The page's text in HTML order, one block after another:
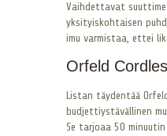
Vaihdettavat
yksityiskohtaisen
imu varmistaa, ettei
Orfeld
Listan täydentää
budjettiystävällinen
Se tarjoaa 50